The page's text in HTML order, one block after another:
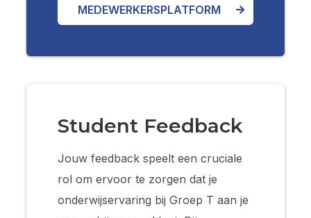
MEDEWERKERSPLATFORM
Student Feedback
Jouw feedback speelt een cruciale
rol om ervoor te zorgen dat je
onderwijservaring bij Groep T aan je